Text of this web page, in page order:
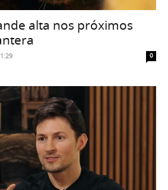
alta nos próximos
0